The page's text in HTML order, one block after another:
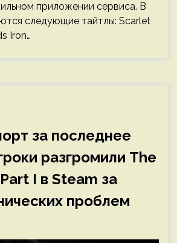
приложении сервиса. В
следующие тайтлы: Scarlet
Iron…
за последнее
разгромили The
I в Steam за
проблем